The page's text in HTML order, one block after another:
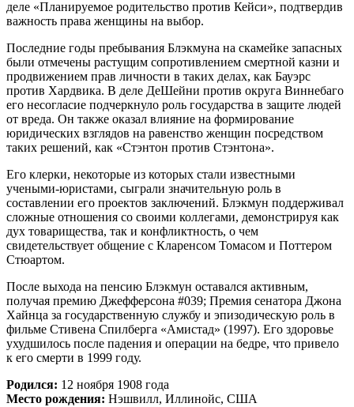
деле «Планируемое родительство против Кейси», подтвердив
важность права женщины на выбор.
Последние годы пребывания Блэкмуна на скамейке запасных
были отмечены растущим сопротивлением смертной казни и
продвижением прав личности в таких делах, как Бауэрс
против Хардвика. В деле ДеШейни против округа Виннебаго
его несогласие подчеркнуло роль государства в защите людей
от вреда. Он также оказал влияние на формирование
юридических взглядов на равенство женщин посредством
таких решений, как «Стэнтон против Стэнтона».
Его клерки, некоторые из которых стали известными
учеными-юристами, сыграли значительную роль в
составлении его проектов заключений. Блэкмун поддерживал
сложные отношения со своими коллегами, демонстрируя как
дух товарищества, так и конфликтность, о чем
свидетельствует общение с Кларенсом Томасом и Поттером
Стюартом.
После выхода на пенсию Блэкмун оставался активным,
получая премию Джефферсона #039; Премия сенатора Джона
Хайнца за государственную службу и эпизодическую роль в
фильме Стивена Спилберга «Амистад» (1997). Его здоровье
ухудшилось после падения и операции на бедре, что привело
к его смерти в 1999 году.
Родился: 12 ноября 1908 года
Место рождения: Нэшвилл, Иллинойс, США